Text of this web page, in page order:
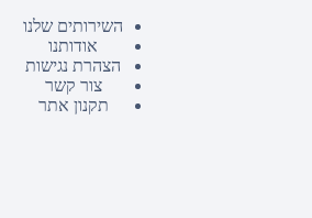
השירותים שלנו
אודותנו
הצהרת נגישות
צור קשר
תקנון אתר